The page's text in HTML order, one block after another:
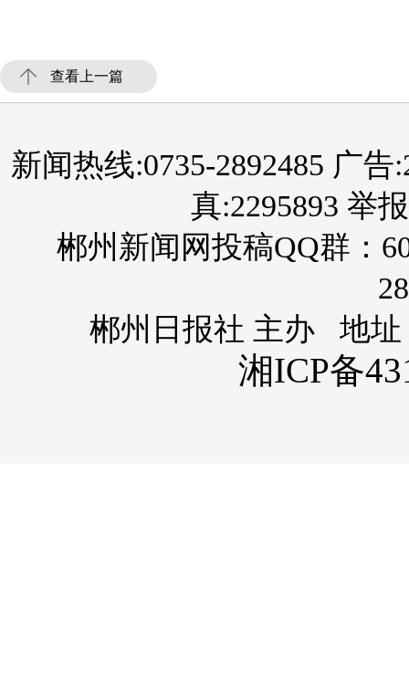
查看上一篇
新闻热线:0735-2892485 广告
真:2295893 举
郴州新闻网投稿QQ群：
郴州日报社 主办 地址
湘ICP备